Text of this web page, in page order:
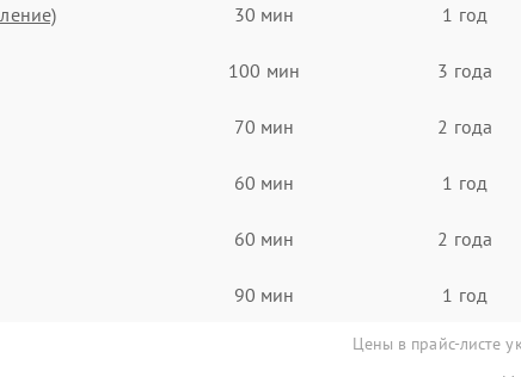
30 мин 1 год
100 мин 3 года
70 мин 2 года
60 мин 1 год
60 мин 2 года
90 мин 1 год
Цены в прайс-листе